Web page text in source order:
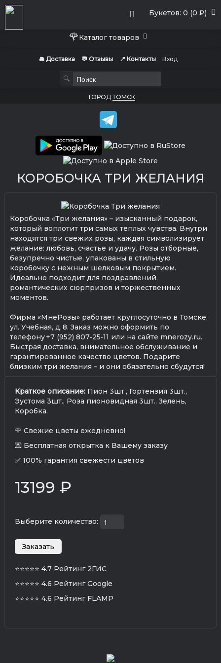
Букетов: 0 (0 ₽)
🌹Каталог товаров
🚘 Доставка 💬 Отзывы 📍 Контакты Вход
🔍
ГОРОД ТОМСК
КОРОБОЧКА ТРИ ЖЕЛАНИЯ
Коробочка «Три желания» – изысканный подарок,
который воплотит три самых тёплых чувства. Внутри
находятся три свежих розы, каждая символизирует
желание: любовь, счастье и удачу. Розы отборные,
безупречно чистые, упакованы в стильную
коробочку с нежным шелковым покрытием.
Идеально подходит для поздравлений,
романтических сюрпризов и торжественных
моментов.
Фирма «МнеРозы» работает круглосуточно в Томске,
ул. Учебная, д. 8. Заказ можно оформить по
телефону +7 (952) 807‑25‑11 или на сайте mnerozy.ru.
Быстрая доставка, внимательное обслуживание и
гарантированное качество цветов. Подарите
близким три желания – и они обязательно сбудутся!
Краткое описание: Пион 3шт., Гортензия 3шт.,
Эустома 3шт., Роза пионовидная 3шт., Зелень,
Коробка.
🌹 Свежие цветы ежедневно!
💌 Бесплатная открытка к Вашему заказу
✅ 100% гарантия свежести цветов
13199 ₽
Выберите количество:
⭐⭐⭐⭐⭐ 4.7 Рейтинг 2ГИС
⭐⭐⭐⭐⭐ 4.6 Рейтинг Google
⭐⭐⭐⭐⭐ 4.6 Рейтинг FLAMP